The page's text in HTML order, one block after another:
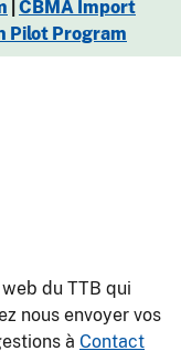
CBMA Import
Pilot Program
du TTB qui
nous envoyer vos
à Contact